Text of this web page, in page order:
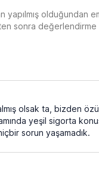
sonra
olsak ta, bizden
yeşil sigorta
sorun yaşamadık.